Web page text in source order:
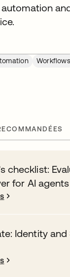
Workflows
checklist:
for AI agents
Identity